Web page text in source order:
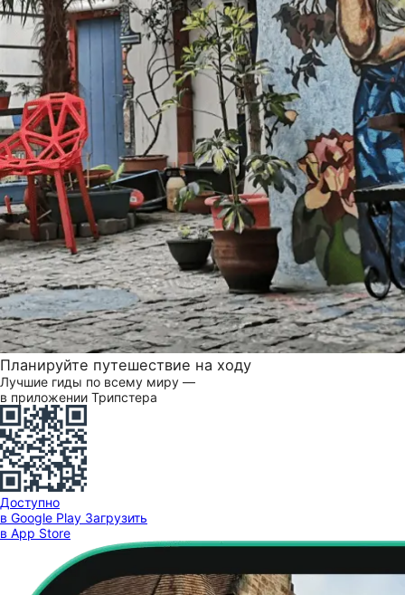
Планируйте путешествие на ходу
Лучшие гиды по всему миру —
в приложении Трипстера
Доступно
в Google Play Загрузить
в App Store